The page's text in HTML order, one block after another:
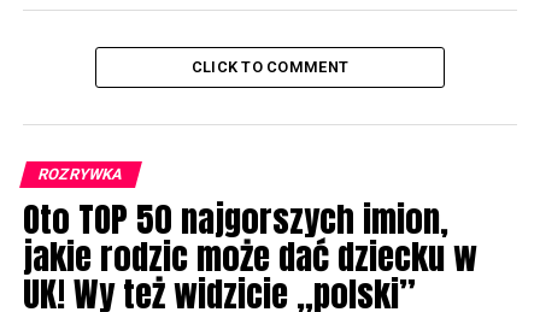
CLICK TO COMMENT
ROZRYWKA
Oto TOP 50 najgorszych imion,
jakie rodzic może dać dziecku w
UK! Wy też widzicie „polski”